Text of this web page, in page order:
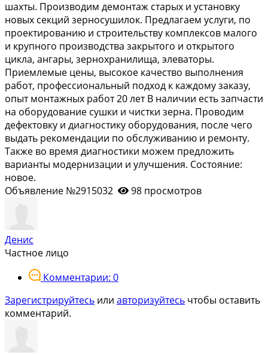
шахты. Производим демонтаж старых и установку
новых секций зерносушилок. Предлагаем услуги, по
проектированию и строительству комплексов малого
и крупного производства закрытого и открытого
цикла, ангары, зернохранилища, элеваторы.
Приемлемые цены, высокое качество выполнения
работ, профессиональный подход к каждому заказу,
опыт монтажных работ 20 лет В наличии есть запчасти
на оборудование сушки и чистки зерна. Проводим
дефектовку и диагностику оборудования, после чего
выдать рекомендации по обслуживанию и ремонту.
Также во время диагностики можем предложить
варианты модернизации и улучшения. Состояние:
новое.
Объявление №2915032
98 просмотров
Денис
Частное лицо
Комментарии: 0
Зарегистрируйтесь или авторизуйтесь чтобы оставить
комментарий.